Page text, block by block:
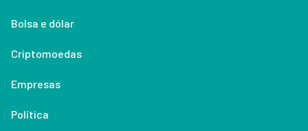
Bolsa e dólar
Criptomoedas
Empresas
Política